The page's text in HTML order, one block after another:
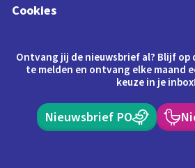
Cookies
Ontvang jij de nieuwsbrief al? Blijf op
te melden en ontvang elke maand
keuze in je inbox!
Nieuwsbrief PO